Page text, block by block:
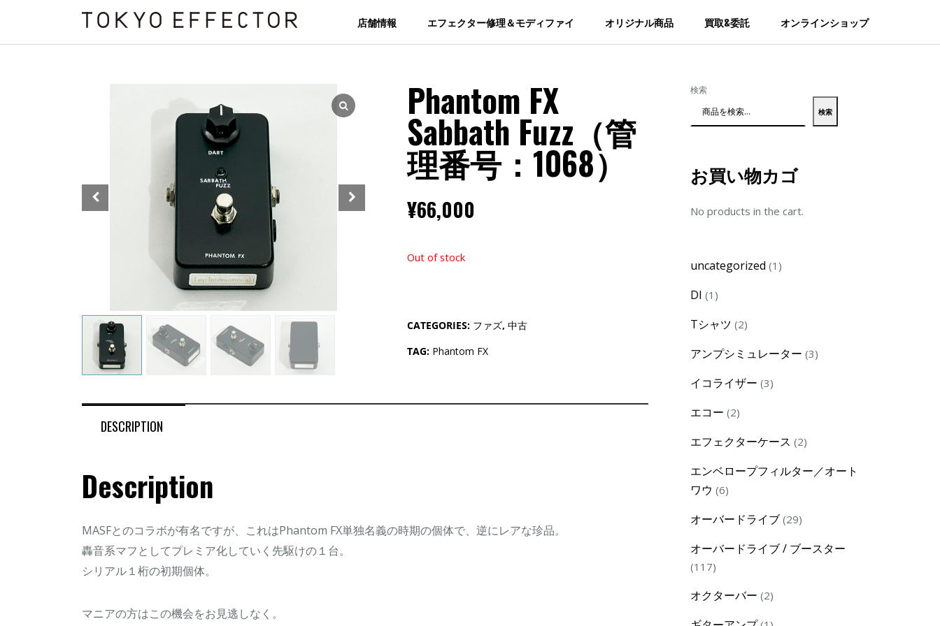
店舗情報 エフェクター修理＆モディファイ オリジナル商品 買取&委託 オンラインショップ
Phantom FX
Sabbath Fuzz（管
理番号：1068）
¥66,000
Out of stock
CATEGORIES: ファズ, 中古
TAG: Phantom FX
DESCRIPTION
Description
MASFとのコラボが有名ですが、これはPhantom FX単独名義の時期の個体で、逆にレアな珍品。
轟音系マフとしてプレミア化していく先駆けの１台。
シリアル１桁の初期個体。
マニアの方はこの機会をお見逃しなく。
検索
検索
お買い物カゴ
No products in the cart.
uncategorized 1 1
DI 1 1
Tシャツ 22
アンプシミュレーター 33
イコライザー 33
エコー 22
エフェクターケース 22
エンベロープフィルター／オート
ワウ 66
オーバードライブ 2929
オーバードライブ / ブースター
117117
オクターバー 22
1